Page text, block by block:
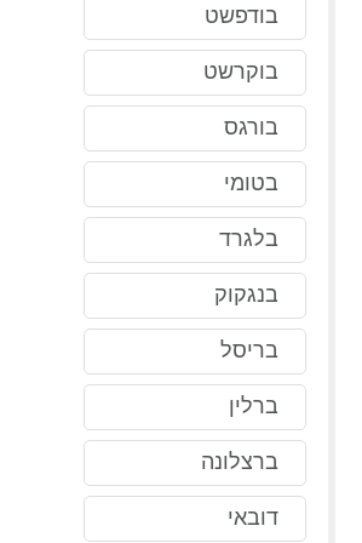
בודפשט
בוקרשט
בורגס
בטומי
בלגרד
בנגקוק
בריסל
ברלין
ברצלונה
דובאי